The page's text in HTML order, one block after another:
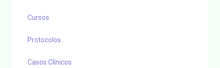
Cursos
Protocolos
Casos Clínicos